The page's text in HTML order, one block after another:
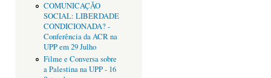
COMUNICAÇÃO
SOCIAL: LIBERDADE
CONDICIONADA? -
Conferência da ACR na
UPP em 29 Julho
Filme e Conversa sobre
a Palestina na UPP - 16